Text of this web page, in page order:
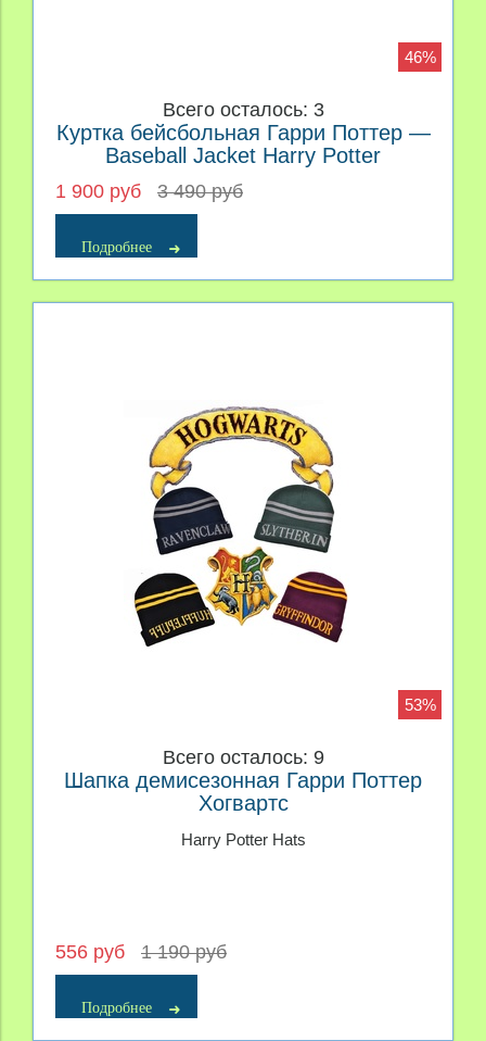
46%
Всего осталось: 3
Куртка бейсбольная Гарри Поттер —
Baseball Jacket Harry Potter
1 900 руб 3 490 руб
Подробнее
53%
Всего осталось: 9
Шапка демисезонная Гарри Поттер
Хогвартс
Harry Potter Hats
556 руб 1 190 руб
Подробнее